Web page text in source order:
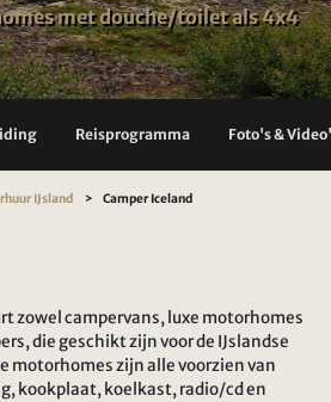
met douche/toilet als 4x4
Reisprogramma Foto's &
IJsland Camper Iceland
zowel campervans, luxe motorhomes
die geschikt zijn voor de IJslandse
motorhomes zijn alle voorzien van
kookplaat, koelkast, radio/cd en